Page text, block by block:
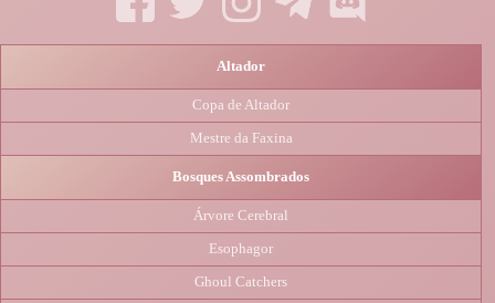
Altador
Copa de Altador
Mestre da Faxina
Bosques Assombrados
Árvore Cerebral
Esophagor
Ghoul Catchers